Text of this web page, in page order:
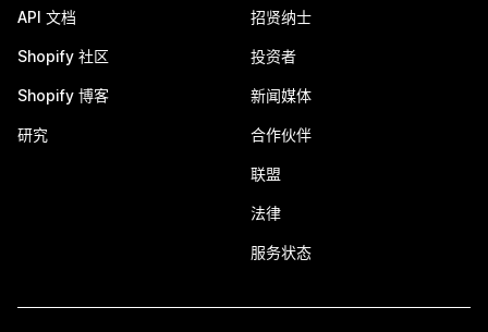
API 文档
Shopify 社区
Shopify 博客
研究
招贤纳士
投资者
新闻媒体
合作伙伴
联盟
法律
服务状态